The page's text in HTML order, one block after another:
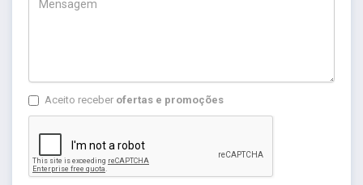
Aceito receber ofertas e promoções